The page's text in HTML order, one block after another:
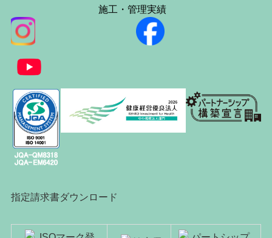
施工・管理実績
指定請求書ダウンロード